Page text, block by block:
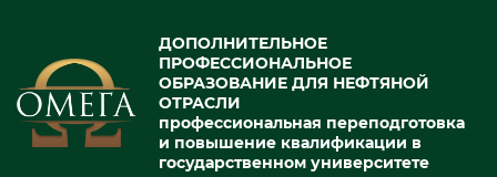
ДОПОЛНИТЕЛЬНОЕ
ПРОФЕССИОНАЛЬНОЕ
ОБРАЗОВАНИЕ ДЛЯ НЕФТЯНОЙ
ОТРАСЛИ
профессиональная переподготовка
и повышение квалификации в
государственном университете